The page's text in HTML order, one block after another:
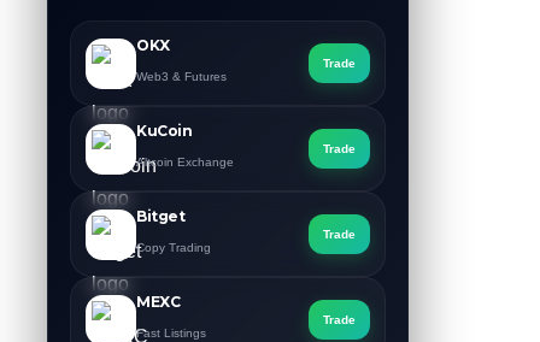
OKX
Web3 & Futures
Trade
KuCoin
Altcoin Exchange
Trade
Bitget
Copy Trading
Trade
MEXC
Fast Listings
Trade